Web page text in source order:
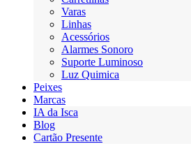
Varas
Linhas
Acessórios
Alarmes Sonoro
Suporte Luminoso
Luz Quimica
Peixes
Marcas
IA da Isca
Blog
Cartão Presente